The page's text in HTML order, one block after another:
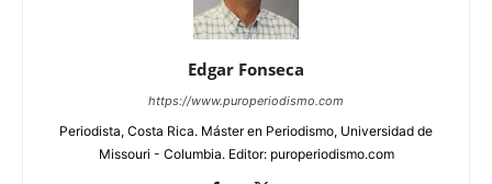
Edgar Fonseca
https://www.puroperiodismo.com
Periodista, Costa Rica. Máster en Periodismo, Universidad de
Missouri - Columbia. Editor: puroperiodismo.com